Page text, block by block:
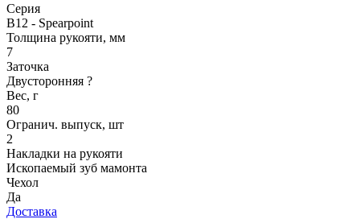
Серия
B12 - Spearpoint
Толщина рукояти, мм
7
Заточка
Двусторонняя ?
Вес, г
80
Огранич. выпуск, шт
2
Накладки на рукояти
Ископаемый зуб мамонта
Чехол
Да
Доставка